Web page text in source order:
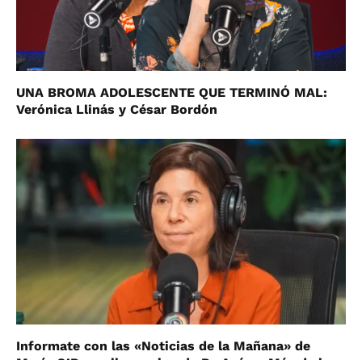
UNA BROMA ADOLESCENTE QUE TERMINÓ MAL:
Verónica Llinás y César Bordón
Informate con las «Noticias de la Mañana» de